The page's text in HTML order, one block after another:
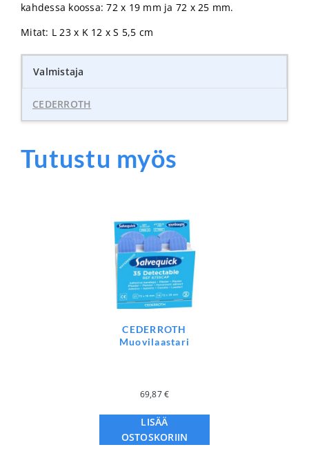
kahdessa koossa: 72 x 19 mm ja 72 x 25 mm.
Mitat: L 23 x K 12 x S 5,5 cm
Valmistaja
CEDERROTH
Tutustu myös
CEDERROTH
Muovilaastari
69,87€
LISÄÄ
OSTOSKORIIN